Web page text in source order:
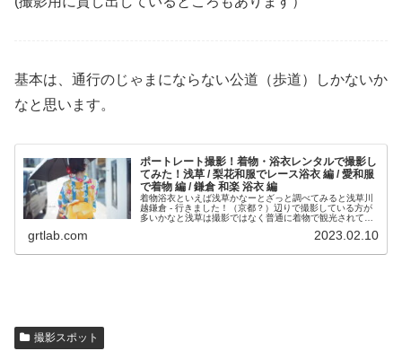
基本は、通行のじゃまにならない公道（歩道）しかないか
なと思います。
ポートレート撮影！着物・浴衣レンタルで撮影し
てみた！浅草 / 梨花和服でレース浴衣 編 / 愛和服
で着物 編 / 鎌倉 和楽 浴衣 編
着物浴衣といえば浅草かなーとざっと調べてみると浅草川
越鎌倉 - 行きました！（京都？）辺りで撮影している方が
多いかなと浅草は撮影ではなく普通に着物で観光されてい
grtlab.com 2023.02.10
撮影スポット